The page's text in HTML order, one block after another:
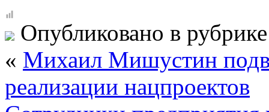
Опубликовано в
« Михаил Мишустин
реализации нацпроектов